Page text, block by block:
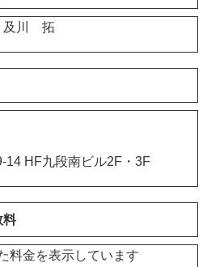
及川 拓
14 HF九段南ビル2F・3F
料
料金を表示しています